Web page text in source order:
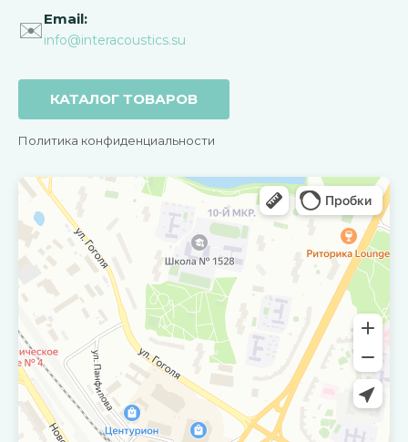
✉️Email:
info@interacoustics.su
КАТАЛОГ ТОВАРОВ
Политика конфиденциальности